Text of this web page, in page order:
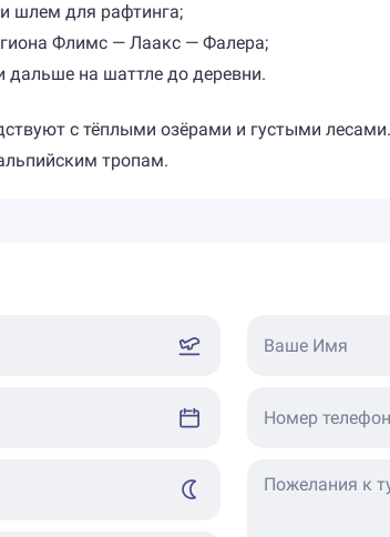
шлем для рафтинга;
Флимс — Лаакс — Фалера;
дальше на шаттле до деревни.
с тёплыми озёрами и густыми
тропам.
Ваше Имя
Номер